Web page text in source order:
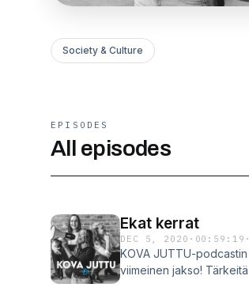
Society & Culture
EPISODES
All episodes
Ekat kerrat
DEC 5, 2020 · 00:59:19 ·
KOVA JUTTU-
viimeinen jakso!